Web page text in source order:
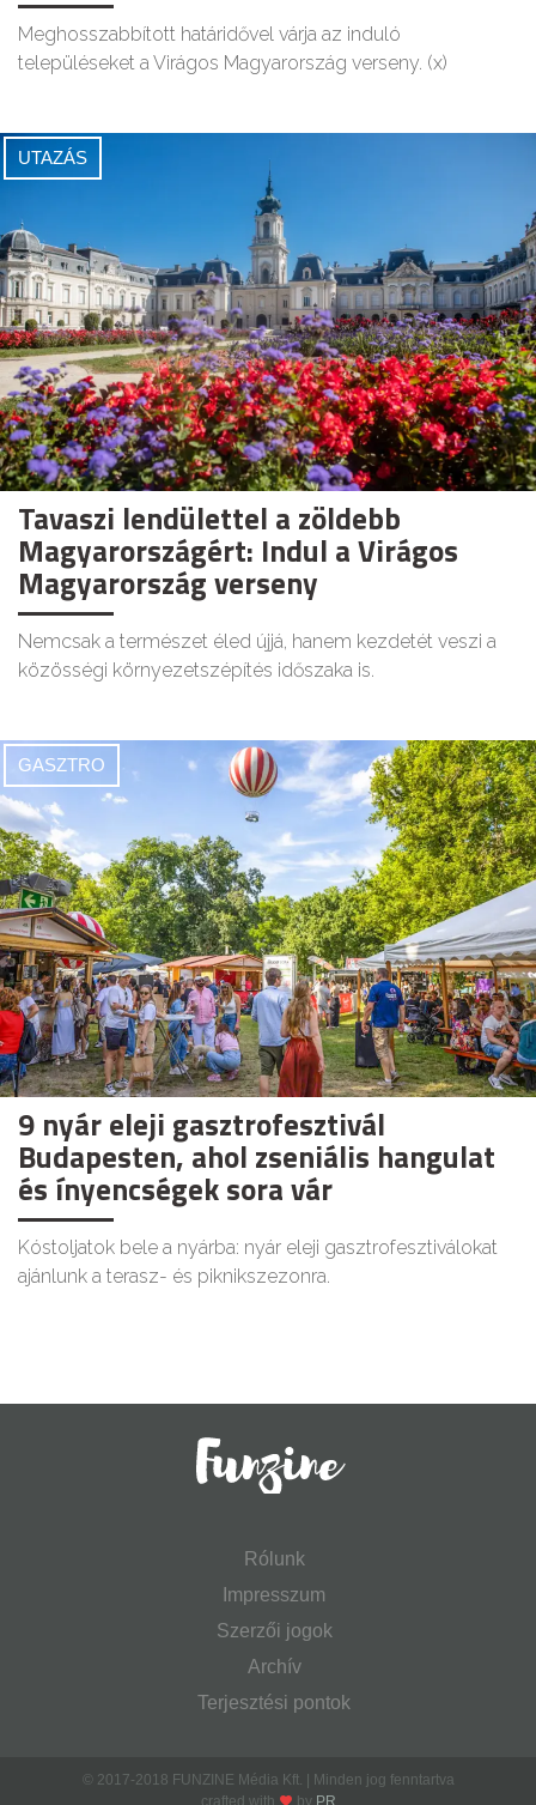
Meghosszabbított határidővel várja az induló
településeket a Virágos Magyarország verseny. (x)
UTAZÁS
Tavaszi lendülettel a zöldebb
Magyarországért: Indul a Virágos
Magyarország verseny
Nemcsak a természet éled újjá, hanem kezdetét veszi a
közösségi környezetszépítés időszaka is.
GASZTRO
9 nyár eleji gasztrofesztivál
Budapesten, ahol zseniális hangulat
és ínyencségek sora vár
Kóstoljatok bele a nyárba: nyár eleji gasztrofesztiválokat
ajánlunk a terasz- és piknikszezonra.
Rólunk
Impresszum
Szerzői jogok
Archív
Terjesztési pontok
© 2017-2018 FUNZINE Média Kft. | Minden jog fenntartva
crafted with
by PR